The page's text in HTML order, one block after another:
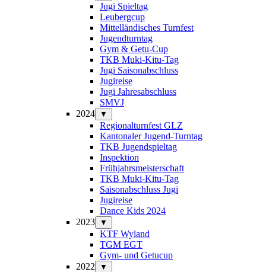
Jugi Spieltag
Leubergcup
Mittelländisches Turnfest
Jugendturntag
Gym & Getu-Cup
TKB Muki-Kitu-Tag
Jugi Saisonabschluss
Jugireise
Jugi Jahresabschluss
SMVJ
2024
▼
Regionalturnfest GLZ
Kantonaler Jugend-Turntag
TKB Jugendspieltag
Inspektion
Frühjahrsmeisterschaft
TKB Muki-Kitu-Tag
Saisonabschluss Jugi
Jugireise
Dance Kids 2024
2023
▼
KTF Wyland
TGM EGT
Gym- und Getucup
2022
▼